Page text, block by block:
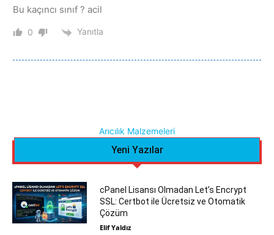
Bu kaçıncı sınıf ? acil
0 Yanıtla
Arıcılık Malzemeleri
Yeni Yazılar
cPanel Lisansı Olmadan Let’s Encrypt
SSL: Certbot ile Ücretsiz ve Otomatik
Çözüm
Elif Yaldız